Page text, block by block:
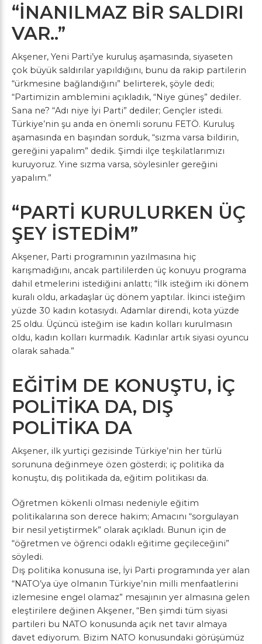
“İNANILMAZ BİR SALDIRI
VAR..”
Akşener, Yeni Parti’ye kuruluş aşamasında, siyaseten
çok büyük saldırılar yapıldığını, bunu da rakip partilerin
“ürkmesine bağlandığını” belirterek, şöyle dedi;
“Partimizin amblemini açıkladık, “Niye güneş” dediler.
Sana ne? “Adı niye İyi Parti” dediler; Gençler istedi.
Türkiye’nin şu anda en önemli sorunu FETÖ. Kuruluş
aşamasında en başından sorduk, “sızma varsa bildirin,
gereğini yapalım” dedik. Şimdi ilçe teşkilatlarımızı
kuruyoruz. Yine sızma varsa, söylesinler gereğini
yapalım.”
“PARTİ KURULURKEN ÜÇ
ŞEY İSTEDİM”
Akşener, Parti programının yazılmasına hiç
karışmadığını, ancak partililerden üç konuyu programa
dahil etmelerini istediğini anlattı; “İlk isteğim iki dönem
kuralı oldu, arkadaşlar üç dönem yaptılar. İkinci isteğim
yüzde 30 kadın kotasıydı. Adamlar direndi, kota yüzde
25 oldu. Üçüncü isteğim ise kadın kolları kurulmasın
oldu, kadın kolları kurmadık. Kadınlar artık siyasi oyuncu
olarak sahada.”
EĞİTİM DE KONUŞTU, İÇ
POLİTİKA DA, DIŞ
POLİTİKA DA
Akşener, ilk yurtiçi gezisinde Türkiye’nin her türlü
sorununa değinmeye özen gösterdi; iç politika da
konuştu, dış politikada da, eğitim politikası da.
Öğretmen kökenli olması nedeniyle eğitim
politikalarına son derece hakim; Amacını “sorgulayan
bir nesil yetiştirmek” olarak açıkladı. Bunun için de
“öğretmen ve öğrenci odaklı eğitime geçileceğini”
söyledi.
Dış politika konusuna ise, İyi Parti programında yer alan
“NATO’ya üye olmanın Türkiye’nin milli menfaatlerini
izlemesine engel olamaz” mesajının yer almasına gelen
eleştirilere değinen Akşener, “Ben şimdi tüm siyasi
partileri bu NATO konusunda açık net tavır almaya
davet ediyorum. Bizim NATO konusundaki görüşümüz